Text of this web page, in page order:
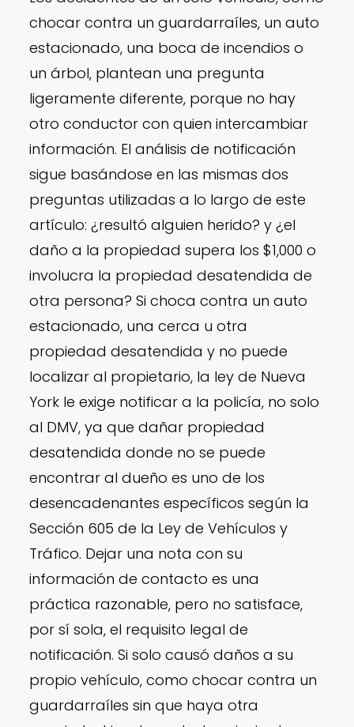
chocar contra un guardarraíles, un auto
estacionado, una boca de incendios o
un árbol, plantean una pregunta
ligeramente diferente, porque no hay
otro conductor con quien intercambiar
información. El análisis de notificación
sigue basándose en las mismas dos
preguntas utilizadas a lo largo de este
artículo: ¿resultó alguien herido? y ¿el
daño a la propiedad supera los $1,000 o
involucra la propiedad desatendida de
otra persona? Si choca contra un auto
estacionado, una cerca u otra
propiedad desatendida y no puede
localizar al propietario, la ley de Nueva
York le exige notificar a la policía, no solo
al DMV, ya que dañar propiedad
desatendida donde no se puede
encontrar al dueño es uno de los
desencadenantes específicos según la
Sección 605 de la Ley de Vehículos y
Tráfico. Dejar una nota con su
información de contacto es una
práctica razonable, pero no satisface,
por sí sola, el requisito legal de
notificación. Si solo causó daños a su
propio vehículo, como chocar contra un
guardarraíles sin que haya otra